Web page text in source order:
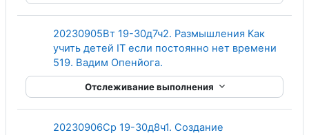
20230905Вт 19-30д7ч2. Размышления Как
учить детей IT если постоянно нет времени
519. Вадим Опенйога.
Отслеживание выполнения
20230906Ср 19-30д8ч1. Создание